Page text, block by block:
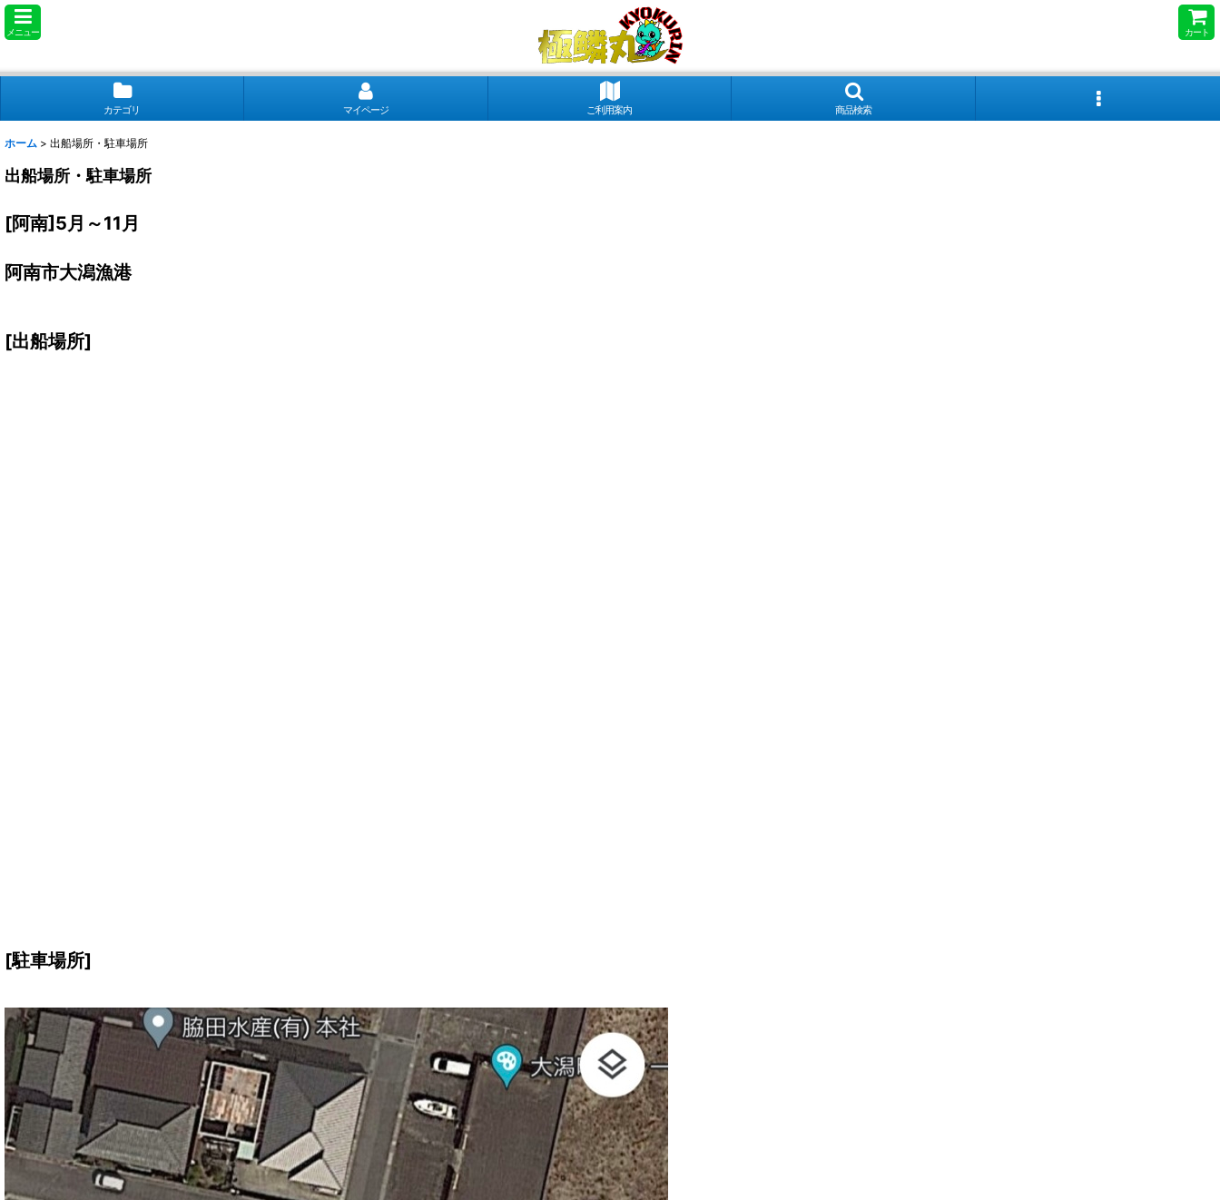
メニュー カート
カテゴリ マイページ ご利用案内 商品検索
ホーム > 出船場所・駐車場所
出船場所・駐車場所
[阿南]5月～11月
阿南市大潟漁港
[出船場所]
[駐車場所]